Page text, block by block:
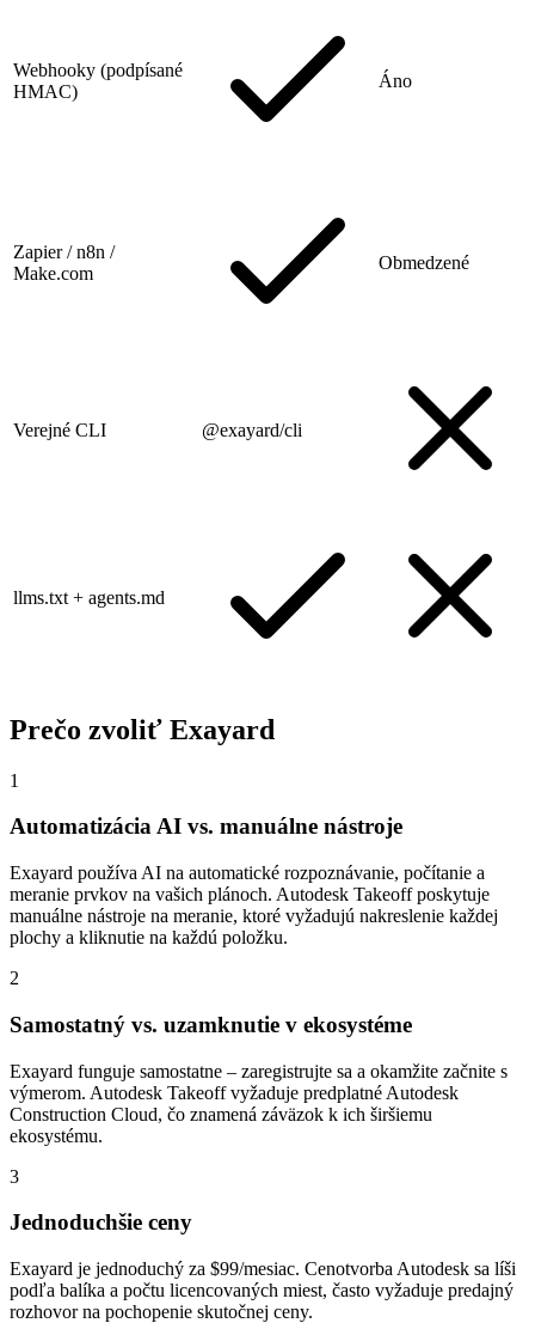
Webhooky (podpísané
HMAC)
Áno
Zapier / n8n /
Make.com
Obmedzené
Verejné CLI @exayard/cli
llms.txt + agents.md
Prečo zvoliť Exayard
1
Automatizácia AI vs. manuálne nástroje
Exayard používa AI na automatické rozpoznávanie, počítanie a
meranie prvkov na vašich plánoch. Autodesk Takeoff poskytuje
manuálne nástroje na meranie, ktoré vyžadujú nakreslenie každej
plochy a kliknutie na každú položku.
2
Samostatný vs. uzamknutie v ekosystéme
Exayard funguje samostatne – zaregistrujte sa a okamžite začnite s
výmerom. Autodesk Takeoff vyžaduje predplatné Autodesk
Construction Cloud, čo znamená záväzok k ich širšiemu
ekosystému.
3
Jednoduchšie ceny
Exayard je jednoduchý za $99/mesiac. Cenotvorba Autodesk sa líši
podľa balíka a počtu licencovaných miest, často vyžaduje predajný
rozhovor na pochopenie skutočnej ceny.